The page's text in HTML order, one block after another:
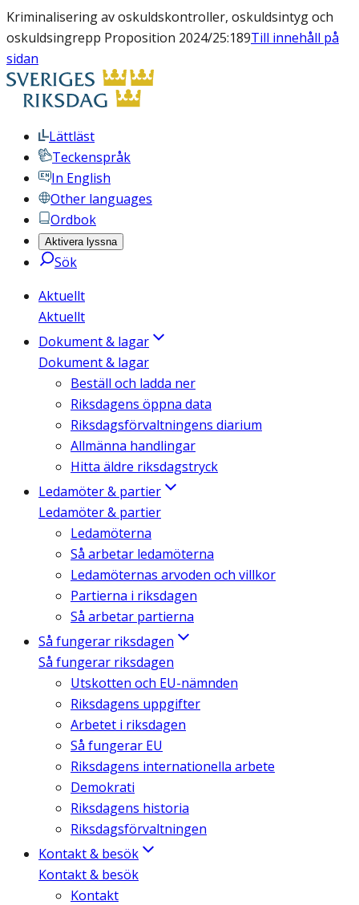
Kriminalisering av oskuldskontroller, oskuldsintyg och
oskuldsingrepp Proposition 2024/25:189Till innehåll på
sidan
Lättläst
Teckenspråk
In English
Other languages
Ordbok
Aktivera lyssna
Sök
Aktuellt
Aktuellt
Dokument & lagar
Dokument & lagar
Beställ och ladda ner
Riksdagens öppna data
Riksdagsförvaltningens diarium
Allmänna handlingar
Hitta äldre riksdagstryck
Ledamöter & partier
Ledamöter & partier
Ledamöterna
Så arbetar ledamöterna
Ledamöternas arvoden och villkor
Partierna i riksdagen
Så arbetar partierna
Så fungerar riksdagen
Så fungerar riksdagen
Utskotten och EU-nämnden
Riksdagens uppgifter
Arbetet i riksdagen
Så fungerar EU
Riksdagens internationella arbete
Demokrati
Riksdagens historia
Riksdagsförvaltningen
Kontakt & besök
Kontakt & besök
Kontakt